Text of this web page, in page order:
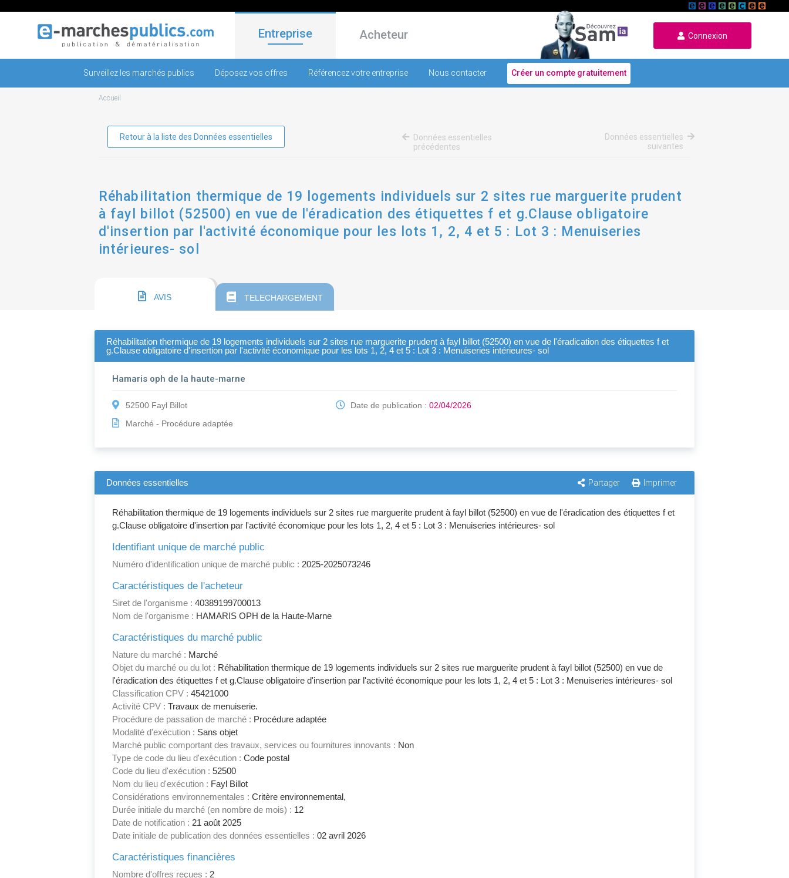
Entreprise Acheteur Connexion
Surveillez les marchés publics Déposez vos offres Référencez votre entreprise Nous contacter Créer un compte gratuitement
Accueil
Retour à la liste des Données essentielles
Données essentielles
précédentes
Données essentielles
suivantes
Réhabilitation thermique de 19 logements individuels sur 2 sites rue marguerite prudent
à fayl billot (52500) en vue de l'éradication des étiquettes f et g.Clause obligatoire
d'insertion par l'activité économique pour les lots 1, 2, 4 et 5 : Lot 3 : Menuiseries
intérieures- sol
AVIS TELECHARGEMENT
Réhabilitation thermique de 19 logements individuels sur 2 sites rue marguerite prudent à fayl billot (52500) en vue de l'éradication des étiquettes f et
g.Clause obligatoire d'insertion par l'activité économique pour les lots 1, 2, 4 et 5 : Lot 3 : Menuiseries intérieures- sol
Hamaris oph de la haute-marne
52500 Fayl Billot
Marché - Procédure adaptée
Date de publication :02/04/2026
Données essentielles Partager Imprimer
Réhabilitation thermique de 19 logements individuels sur 2 sites rue marguerite prudent à fayl billot (52500) en vue de l'éradication des étiquettes f et
g.Clause obligatoire d'insertion par l'activité économique pour les lots 1, 2, 4 et 5 : Lot 3 : Menuiseries intérieures- sol
Identifiant unique de marché public
Numéro d'identification unique de marché public : 2025-2025073246
Caractéristiques de l'acheteur
Siret de l'organisme : 40389199700013
Nom de l'organisme : HAMARIS OPH de la Haute-Marne
Caractéristiques du marché public
Nature du marché : Marché
Objet du marché ou du lot : Réhabilitation thermique de 19 logements individuels sur 2 sites rue marguerite prudent à fayl billot (52500) en vue de
l'éradication des étiquettes f et g.Clause obligatoire d'insertion par l'activité économique pour les lots 1, 2, 4 et 5 : Lot 3 : Menuiseries intérieures- sol
Classification CPV : 45421000
Activité CPV : Travaux de menuiserie.
Procédure de passation de marché : Procédure adaptée
Modalité d'exécution : Sans objet
Marché public comportant des travaux, services ou fournitures innovants : Non
Type de code du lieu d'exécution : Code postal
Code du lieu d'exécution : 52500
Nom du lieu d'exécution : Fayl Billot
Considérations environnementales : Critère environnemental,
Durée initiale du marché (en nombre de mois) : 12
Date de notification : 21 août 2025
Date initiale de publication des données essentielles : 02 avril 2026
Caractéristiques financières
Nombre d'offres reçues : 2